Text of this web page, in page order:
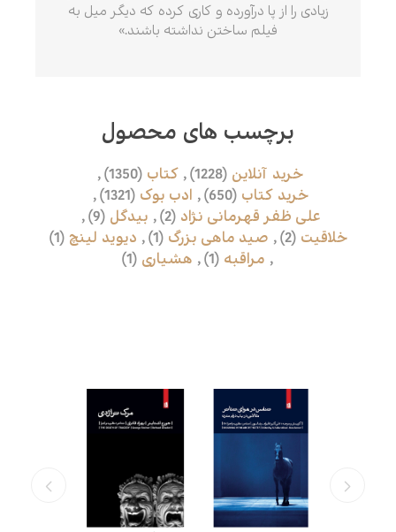
زیادی را از پا درآورده و کاری کرده که دیگر میل به
فیلم ساختن نداشته باشند.»
برچسب های محصول
خرید آنلاین (1228)
, کتاب (1350)
,
خرید کتاب (650)
, ادب بوک (1321)
,
علی ظفر قهرمانی نژاد (2)
, بیدگل (9)
,
خلاقیت (2)
, صید ماهی بزرگ (1)
, دیوید لینچ (1)
, مراقبه (1)
, هشیاری (1)